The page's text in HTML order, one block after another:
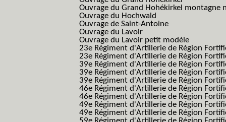
Ouvrage du Grand Hohékirkel montagne
Ouvrage du Hochwald
Ouvrage de Saint-Antoine
Ouvrage du Lavoir
Ouvrage du Lavoir petit modèle
23e Régiment d'Artillerie de Région
23e Régiment d'Artillerie de Région
39e Régiment d'Artillerie de Région
39e Régiment d'Artillerie de Région
39e Régiment d'Artillerie de Région
46e Régiment d'Artillerie de Région
46e Régiment d'Artillerie de Région
49e Régiment d'Artillerie de Région
49e Régiment d'Artillerie de Région